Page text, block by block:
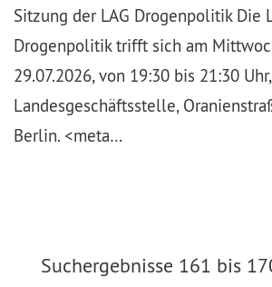
Sitzung der LAG Drogenpolitik Die
Drogenpolitik trifft sich am
29.07.2026, von 19:30 bis 21:30
Landesgeschäftsstelle,
Berlin. <meta…
Suchergebnisse 161 bis